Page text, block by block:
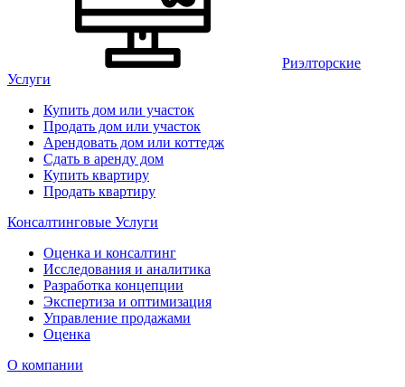
Риэлторские
Услуги
Купить дом или участок
Продать дом или участок
Арендовать дом или коттедж
Сдать в аренду дом
Купить квартиру
Продать квартиру
Консалтинговые Услуги
Оценка и консалтинг
Исследования и аналитика
Разработка концепции
Экспертиза и оптимизация
Управление продажами
Оценка
О компании